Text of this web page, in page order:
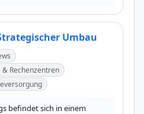
Umbau
Rechenzentren
befindet sich in einem